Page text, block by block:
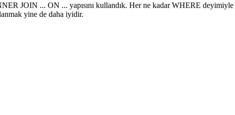
JOIN ... ON ... yapısını kullandık. Her ne kadar WHERE deyimiyle
yine de daha iyidir.